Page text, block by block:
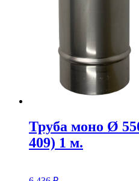
Труба моно Ø
409) 1 м.